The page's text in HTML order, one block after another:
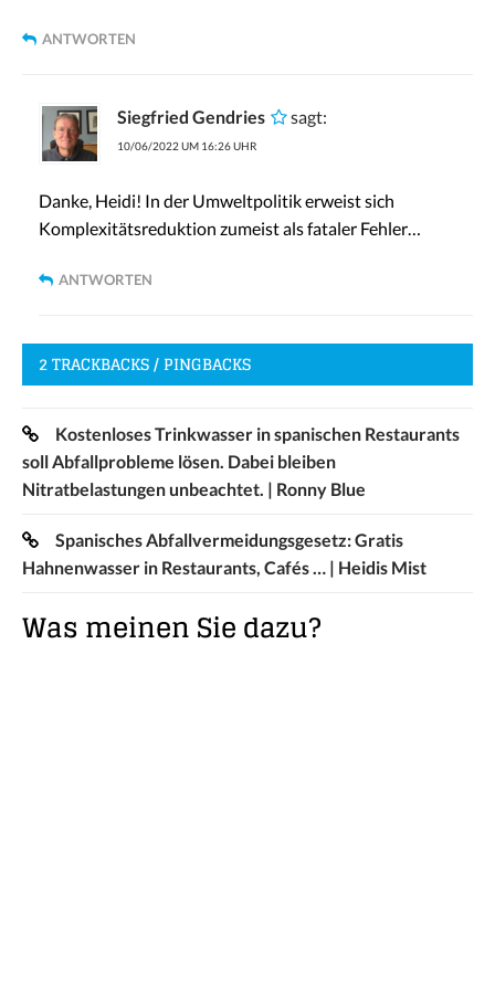
ANTWORTEN
Siegfried Gendries sagt:
10/06/2022 UM 16:26 UHR
Danke, Heidi! In der Umweltpolitik erweist sich
Komplexitätsreduktion zumeist als fataler Fehler…
ANTWORTEN
2 TRACKBACKS / PINGBACKS
Kostenloses Trinkwasser in spanischen Restaurants
soll Abfallprobleme lösen. Dabei bleiben
Nitratbelastungen unbeachtet. | Ronny Blue
Spanisches Abfallvermeidungsgesetz: Gratis
Hahnenwasser in Restaurants, Cafés … | Heidis Mist
Was meinen Sie dazu?